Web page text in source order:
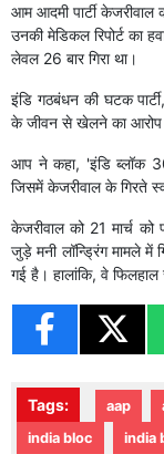
आम आदमी पार्टी
उनकी मेडिकल रिपोर्ट का
लेवल 26 बार गिरा था।
इंडि गठबंधन की घटक
के जीवन से खेलने का आरोप
आप ने कहा, 'इंडि ब्लॉक
जिसमें केजरीवाल के गिरते
केजरीवाल को 21 मार्च को
जुड़े मनी लॉन्ड्रिंग मामले में
गई है। हालांकि, वे
Tags: aap
india bloc
india